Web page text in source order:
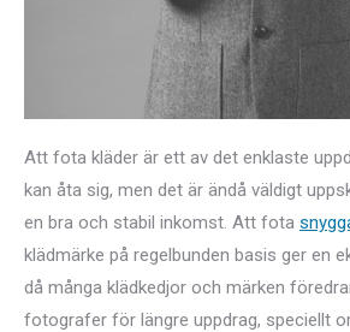
Att fota kläder är ett av det enklaste
kan åta sig, men det är ändå väldigt
en bra och stabil inkomst. Att fota
klädmärke på regelbunden basis ger en
då många klädkedjor och märken
fotografer för längre uppdrag, speciellt